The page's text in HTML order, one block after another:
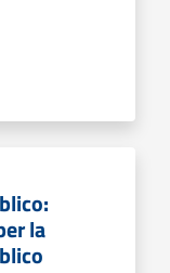
la